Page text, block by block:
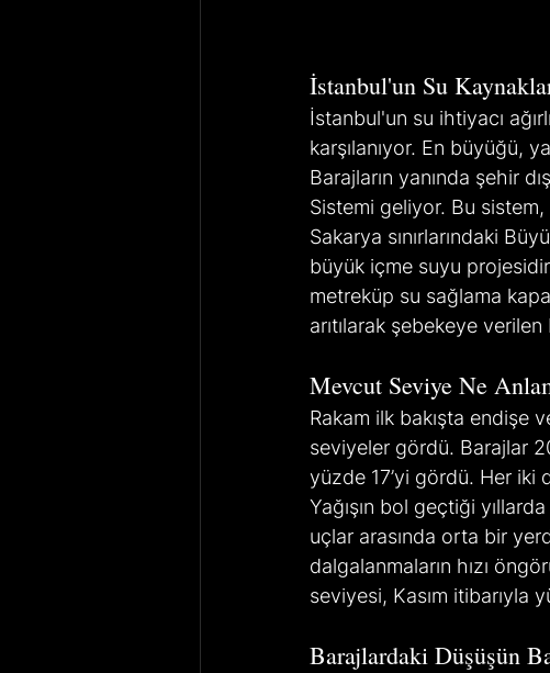
İstanbul'un Su
İstanbul'un su ihtiyacı
karşılanıyor. En büyüğü,
Barajların yanında şehir
Sistemi geliyor. Bu
Sakarya sınırlarındaki
büyük içme suyu
metreküp su sağlama
arıtılarak şebekeye
Mevcut Seviye Ne
Rakam ilk bakışta endişe
seviyeler gördü. Barajlar
yüzde 17’yi gördü. Her iki
Yağışın bol geçtiği
uçlar arasında orta bir
dalgalanmaların hızı
seviyesi, Kasım itibarıyla
Barajlardaki Düşüşün